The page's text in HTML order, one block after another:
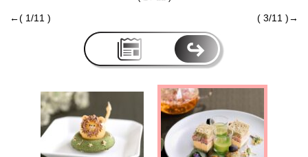
←( 1/11 ) ( 3/11 )→